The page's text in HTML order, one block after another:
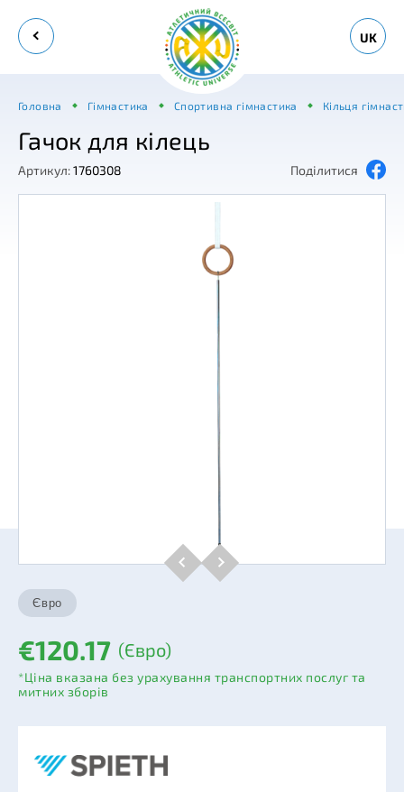
UK
Головна Гімнастика Спортивна гімнастика Кільця
Артикул:1760308 Поділитися
Гачок для кілець
€120.17 (Євро)
*Ціна вказана без урахування транспортних послуг та
митних зборів